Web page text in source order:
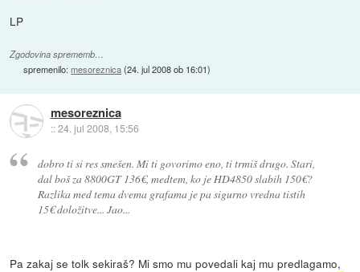
LP
Zgodovina sprememb…
spremenilo:mesoreznica(24. jul 2008 ob 16:01)
mesoreznica
::24. jul 2008, 15:56
dobro ti si res smešen. Mi ti govorimo eno, ti trmiš drugo. Stari,
dal boš za 8800GT 136€, medtem, ko je HD4850 slabih 150€?
Razlika med tema dvema grafama je pa sigurno vredna tistih
15€ doložitve... Jao...
Pa zakaj se tolk sekiraš? Mi smo mu povedali kaj mu predlagamo,